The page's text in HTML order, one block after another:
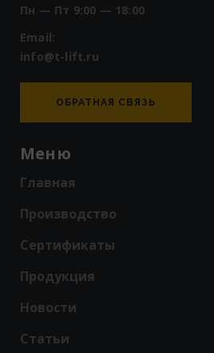
Пн — Пт 9:00 — 18:00
Email:
info@t-lift.ru
ОБРАТНАЯ СВЯЗЬ
Меню
Главная
Производство
Сертификаты
Продукция
Новости
Статьи